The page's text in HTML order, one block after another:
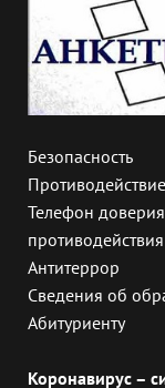
Безопасность
Телефон
Антитеррор
Сведения об
Абитуриенту
Коронавирус –